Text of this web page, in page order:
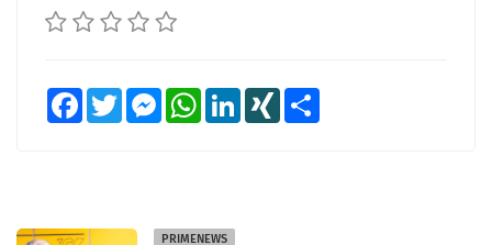
FacebookTwitter MessengerWhatsAppLinkedInXING
PRIMENEWS